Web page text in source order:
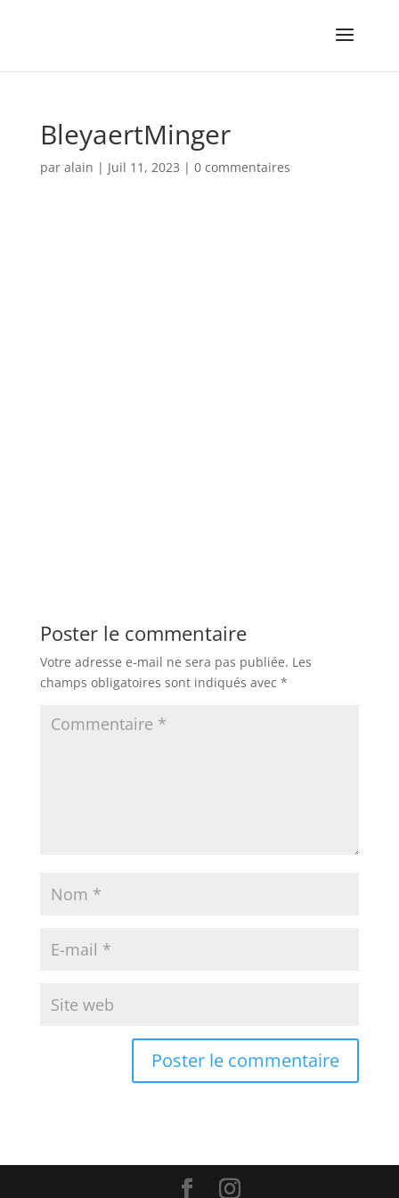
BleyaertMinger
par alain | Juil 11, 2023 | 0 commentaires
Poster le commentaire
Votre adresse e-mail ne sera pas publiée. Les
champs obligatoires sont indiqués avec *